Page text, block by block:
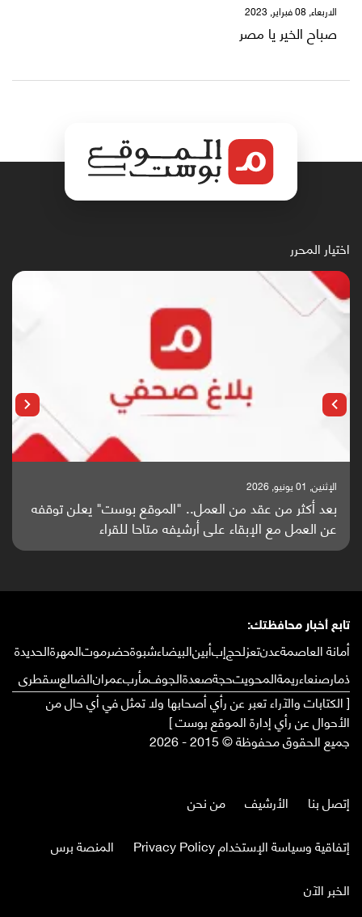
الاربعاء, 08 فبراير, 2023
صباح الخير يا مصر
اختيار المحرر
الإثنين, 25 مايو, 2026
باحثون من اليمن يدخلون سباق أبحاث ألزهايمر بدراسة
واعدة منشورة عالميا (ترجمة)
تابع أخبار محافظتك:
أمانة العاصمةعدنتعزلحجإبأبينالبيضاءشبوةحضرموتالمهرةالحديدة
ذمارصنعاءريمةالمحويتحجةصعدةالجوفمأربعمرانالضالعسقطرى
[ الكتابات والآراء تعبر عن رأي أصحابها ولا تمثل في أي حال من
الأحوال عن رأي إدارة الموقع بوست ]
جميع الحقوق محفوظة © 2015 - 2026
إتصل بنا الأرشيف
من نحن
إتفاقية وسياسة الإستخدام Privacy Policy
المنصة برس
الخبر الآن